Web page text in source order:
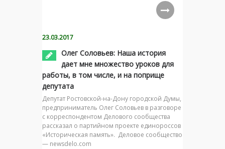
23.03.2017
Олег Соловьев: Наша история
дает мне множество уроков для
работы, в том числе, и на поприще
депутата
Депутат Ростовской-на-Дону городской Думы,
предприниматель Олег Соловьев в разговоре
с корреспондентом Делового сообщества
рассказал о партийном проекте единороссов
«Историческая память». Деловое сообщество
— newsdelo.com